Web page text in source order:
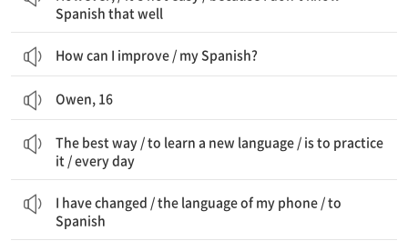
Spanish that well
How can I improve / my Spanish?
Owen, 16
The best way / to learn a new language / is to practice
it / every day
I have changed / the language of my phone / to
Spanish